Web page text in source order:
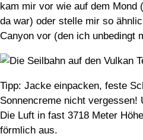
kam mir vor wie auf dem Mond
da war) oder stelle mir so
Canyon vor (den ich unbedingt
Tipp: Jacke einpacken, feste
Sonnencreme nicht vergessen!
Die Luft in fast 3718 Meter
förmlich aus.